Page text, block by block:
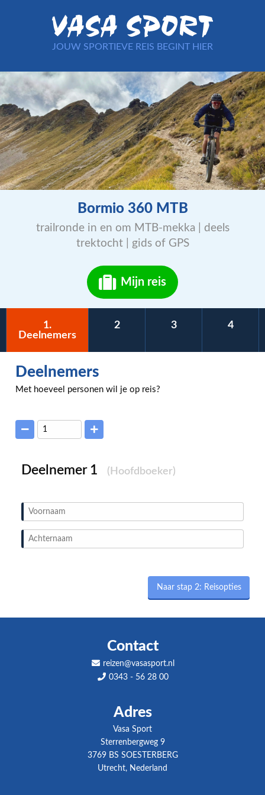
JOUW SPORTIEVE REIS BEGINT HIER
Bormio 360 MTB
trailronde in en om MTB-mekka | deels
trektocht | gids of GPS
Mijn reis
1.
Deelnemers
2 3 4
Deelnemers
Met hoeveel personen wil je op reis?
Deelnemer (Hoofdboeker)
Naar stap 2: Reisopties
Contact
reizen@vasasport.nl
0343 - 56 28 00
Adres
Vasa Sport
Sterrenbergweg 9
3769 BS SOESTERBERG
Utrecht, Nederland